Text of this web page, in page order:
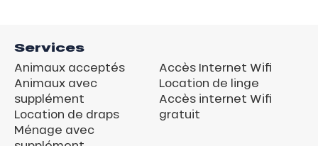
Services
Animaux acceptés
Animaux avec
supplément
Location de draps
Ménage avec
Accès Internet Wifi
Location de linge
Accès internet Wifi
gratuit